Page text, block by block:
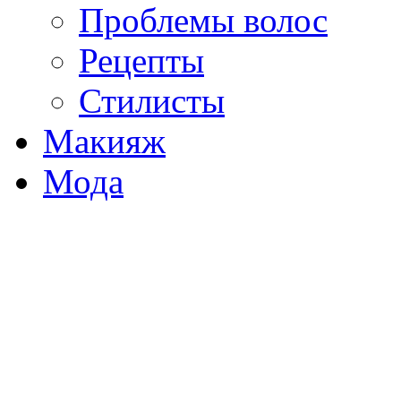
Проблемы волос
Рецепты
Стилисты
Макияж
Мода